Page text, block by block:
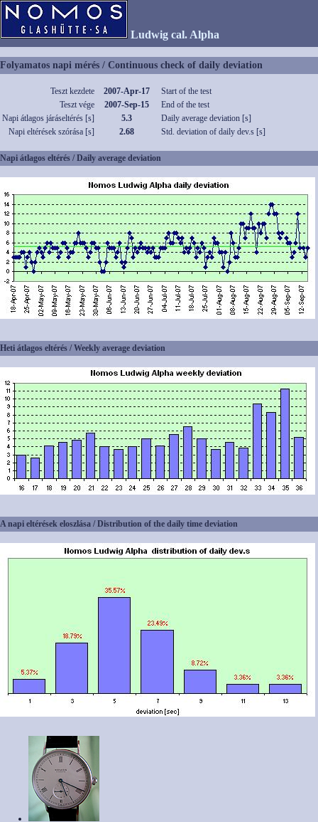
Ludwig cal. Alpha
Folyamatos napi mérés / Continuous check of daily deviation
Teszt kezdete 2007-Apr-17
Start of the test
Teszt vége
2007-Sep-15
End of the test
Napi átlagos járáseltérés [s]
5.3
Daily average deviation [s]
Napi eltérések szórása [s]
2.68 Std. deviation of daily dev.s [s]
Napi átlagos eltérés / Daily average deviation
Heti átlagos eltérés / Weekly average deviation
A napi eltérések eloszlása / Distribution of the daily time deviation